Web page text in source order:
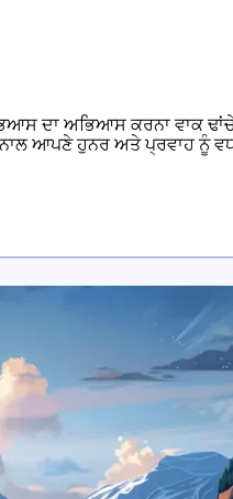
ਦਾ ਅਭਿਆਸ ਕਰਨਾ ਵਾਕ
ਆਪਣੇ ਹੁਨਰ ਅਤੇ ਪ੍ਰਵਾਹ ਨੂੰ